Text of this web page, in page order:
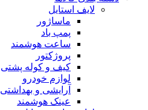
لایف استایل
ماساژور
پمپ باد
ساعت هوشمند
پروژکتور
کیف و کوله پشتی
لوازم خودرو
آرایشی و بهداشتی
عینک هوشمند